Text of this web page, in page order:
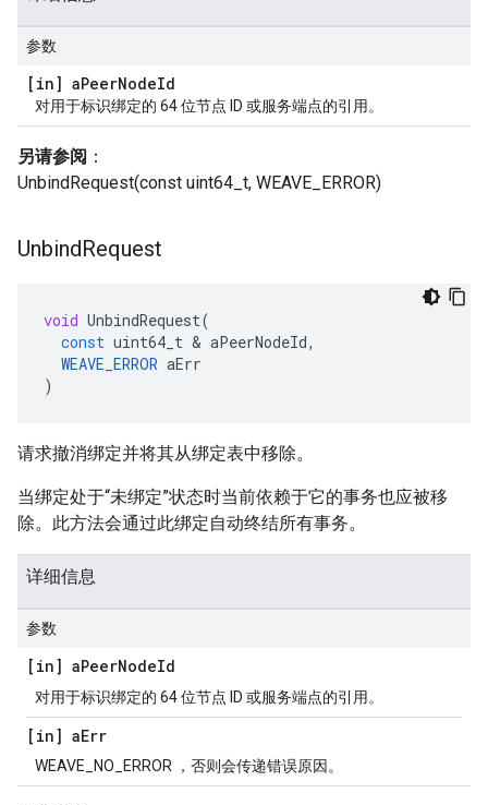
参数
[in] aPeerNodeId
对用于标识绑定的 64 位节点 ID 或服务端点的引用。
另请参阅 ：
UnbindRequest(const uint64_t, WEAVE_ERROR)
UnbindRequest
void UnbindRequest(
const uint64_t & aPeerNodeId,
WEAVE_ERROR aErr
)
请求撤消绑定并将其从绑定表中移除。
当绑定处于“未绑定”状态时当前依赖于它的事务也应被移
除。此方法会通过此绑定自动终结所有事务。
详细信息
参数
[in] aPeerNodeId
对用于标识绑定的 64 位节点 ID 或服务端点的引用。
[in] aErr
WEAVE_NO_ERROR ，否则会传递错误原因。